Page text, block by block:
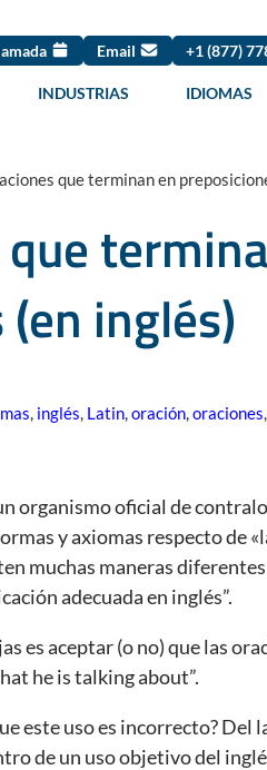
Email +1 (877)
INDUSTRIAS IDIOMAS
que terminan en
inglés)
, inglés, Latin,oración,oraciones,
organismo oficial de
y axiomas respecto de
muchas maneras
adecuada en inglés”.
es aceptar (o no) que las
he is talking about”.
este uso es incorrecto?
de un uso objetivo del